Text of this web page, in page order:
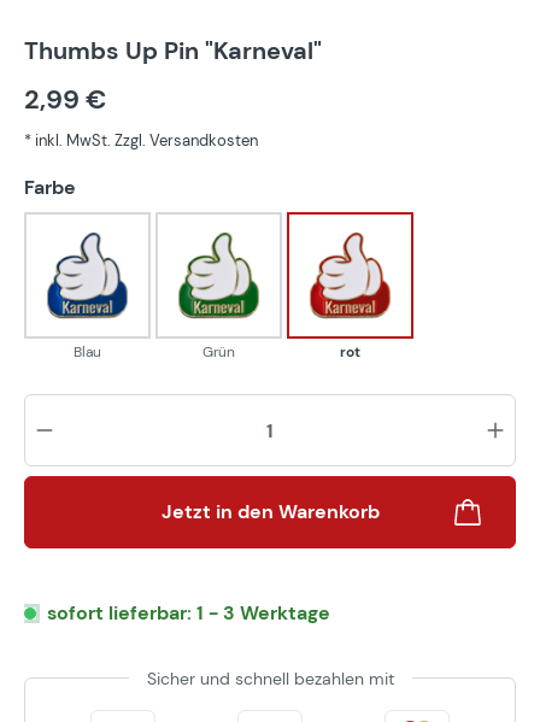
Thumbs Up Pin "Karneval"
2,99 €
* inkl. MwSt. Zzgl. Versandkosten
Farbe
Blau
Blau
Grün
Grün
rot
rot
Jetzt in den Warenkorb
sofort lieferbar: 1 - 3 Werktage
Sicher und schnell bezahlen mit